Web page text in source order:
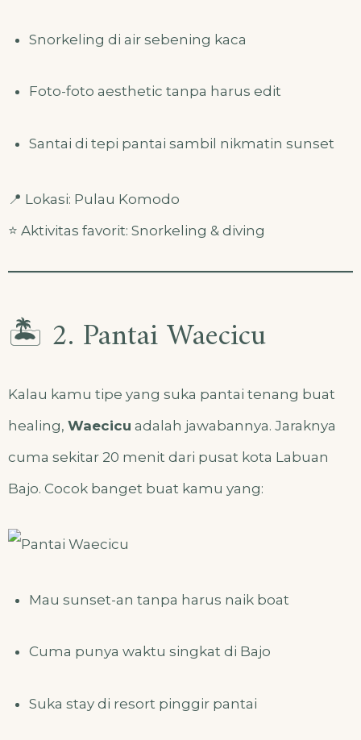
Snorkeling di air sebening kaca
Foto-foto aesthetic tanpa harus edit
Santai di tepi pantai sambil nikmatin sunset
📍 Lokasi: Pulau Komodo
⭐ Aktivitas favorit: Snorkeling & diving
🏝️ 2. Pantai Waecicu
Kalau kamu tipe yang suka pantai tenang buat
healing, Waecicu adalah jawabannya. Jaraknya
cuma sekitar 20 menit dari pusat kota Labuan
Bajo. Cocok banget buat kamu yang:
Mau sunset-an tanpa harus naik boat
Cuma punya waktu singkat di Bajo
Suka stay di resort pinggir pantai